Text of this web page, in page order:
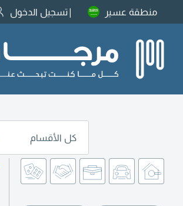
منطقة عسير تسجيل الدخول
كل الأقسام